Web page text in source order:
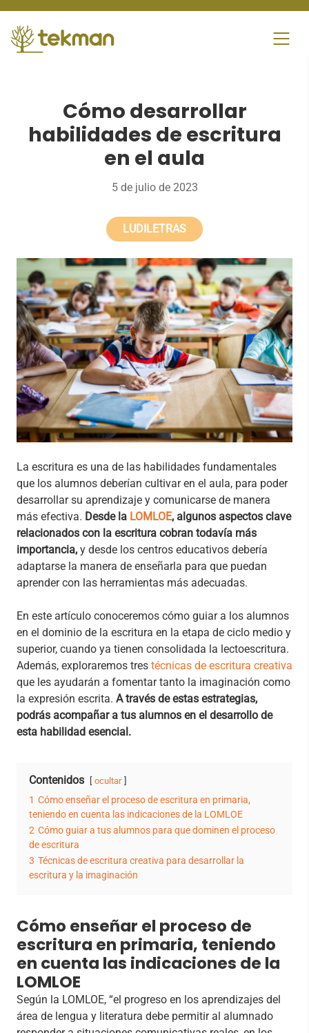
content
Cómo desarrollar
habilidades de escritura
en el aula
5 de julio de 2023
LUDILETRAS
La escritura es una de las habilidades fundamentales
que los alumnos deberían cultivar en el aula, para poder
desarrollar su aprendizaje y comunicarse de manera
más efectiva. Desde la LOMLOE, algunos aspectos clave
relacionados con la escritura cobran todavía más
importancia, y desde los centros educativos debería
adaptarse la manera de enseñarla para que puedan
aprender con las herramientas más adecuadas.
En este artículo conoceremos cómo guiar a los alumnos
en el dominio de la escritura en la etapa de ciclo medio y
superior, cuando ya tienen consolidada la lectoescritura.
Además, exploraremos tres técnicas de escritura creativa
que les ayudarán a fomentar tanto la imaginación como
la expresión escrita. A través de estas estrategias,
podrás acompañar a tus alumnos en el desarrollo de
esta habilidad esencial.
Contenidos ocultar
1 Cómo enseñar el proceso de escritura en primaria,
teniendo en cuenta las indicaciones de la LOMLOE
2 Cómo guiar a tus alumnos para que dominen el proceso
de escritura
3 Técnicas de escritura creativa para desarrollar la
escritura y la imaginación
Cómo enseñar el proceso de
escritura en primaria, teniendo
en cuenta las indicaciones de la
LOMLOE
Según la LOMLOE, “el progreso en los aprendizajes del
área de lengua y literatura debe permitir al alumnado